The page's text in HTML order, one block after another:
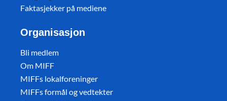
Faktasjekker på mediene
Organisasjon
Bli medlem
Om MIFF
MIFFs lokalforeninger
MIFFs formål og vedtekter